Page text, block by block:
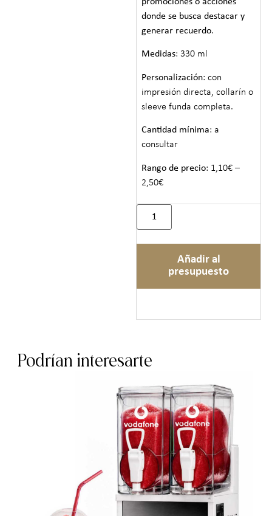
donde se busca destacar y
generar recuerdo.
Medidas: 330 ml
Personalización: con
impresión directa, collarín o
sleeve funda completa.
Cantidad mínima: a
consultar
Rango de precio: 1,10€ –
2,50€
Añadir al
presupuesto
Podrían interesarte